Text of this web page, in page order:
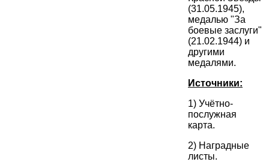
(31.05.1945),
медалью "За
боевые заслуги"
(21.02.1944) и
другими
медалями.
Источники:
1) Учётно-
послужная
карта.
2) Наградные
листы.